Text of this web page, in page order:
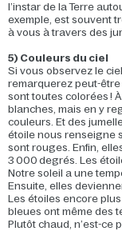
l’instar de la Terre
exemple, est souvent
à vous à travers des
5) Couleurs du ciel
Si vous observez le
remarquerez peut-être
sont toutes colorées !
blanches, mais en y
couleurs. Et des
étoile nous renseigne
sont rouges. Enfin,
3 000 degrés. Les
Notre soleil a une
Ensuite, elles
Les étoiles encore
bleues ont même des
Plutôt chaud, n’est-ce